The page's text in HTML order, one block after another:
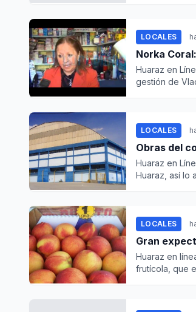
LOCALES
Norka
Huaraz en
gestión de
LOCALES
Obras del
Huaraz en
Huaraz, así lo
LOCALES
Gran
Huaraz en
frutícola, que